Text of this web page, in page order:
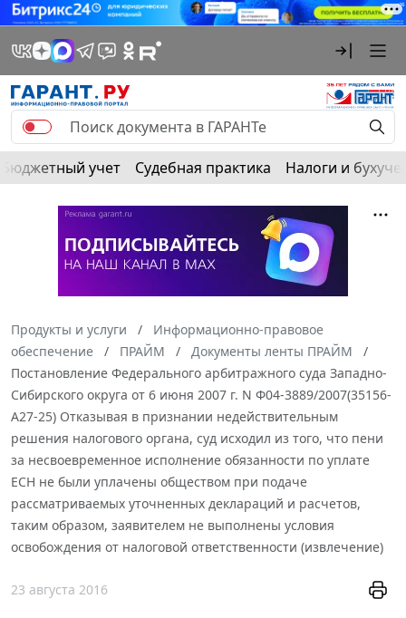
Бюджетный учет Судебная практика Налоги и
Продукты и услуги
Информационно-правовое
обеспечение
ПРАЙМ
Документы ленты ПРАЙМ
Постановление Федерального арбитражного суда Западно-
Сибирского округа от 6 июня 2007 г. N Ф04-3889/2007(35156-
А27-25) Отказывая в признании недействительным
решения налогового органа, суд исходил из того, что пени
за несвоевременное исполнение обязанности по уплате
ЕСН не были уплачены обществом при подаче
рассматриваемых уточненных деклараций и расчетов,
таким образом, заявителем не выполнены условия
освобождения от налоговой ответственности (извлечение)
23 августа 2016